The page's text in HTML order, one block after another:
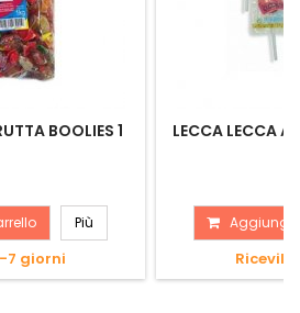
BOOLIES 1
Più
7 giorni
LECCA LECCA
Aggiungi